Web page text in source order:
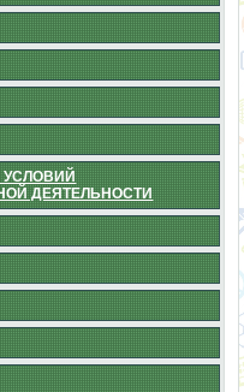
УСЛОВИЙ
ДЕЯТЕЛЬНОСТИ